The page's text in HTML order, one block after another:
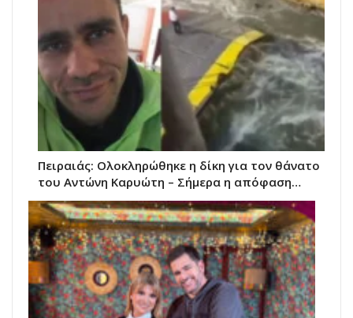
Πειραιάς: Ολοκληρώθηκε η δίκη για τον θάνατο
του Αντώνη Καρυώτη – Σήμερα η απόφαση…